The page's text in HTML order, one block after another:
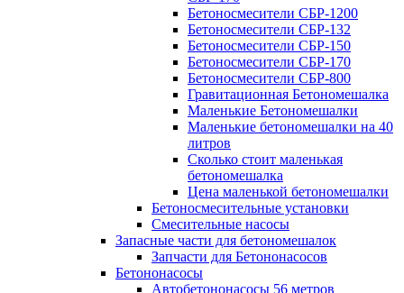
Бетоносмесители СБР-1200
Бетоносмесители СБР-132
Бетоносмесители СБР-150
Бетоносмесители СБР-170
Бетоносмесители СБР-800
Гравитационная Бетономешалка
Маленькие Бетономешалки
Маленькие бетономешалки на 40
литров
Сколько стоит маленькая
бетономешалка
Цена маленькой бетономешалки
Бетоносмесительные установки
Смесительные насосы
Запасные части для бетономешалок
Запчасти для Бетононасосов
Бетононасосы
Автобетононасосы 56 метров